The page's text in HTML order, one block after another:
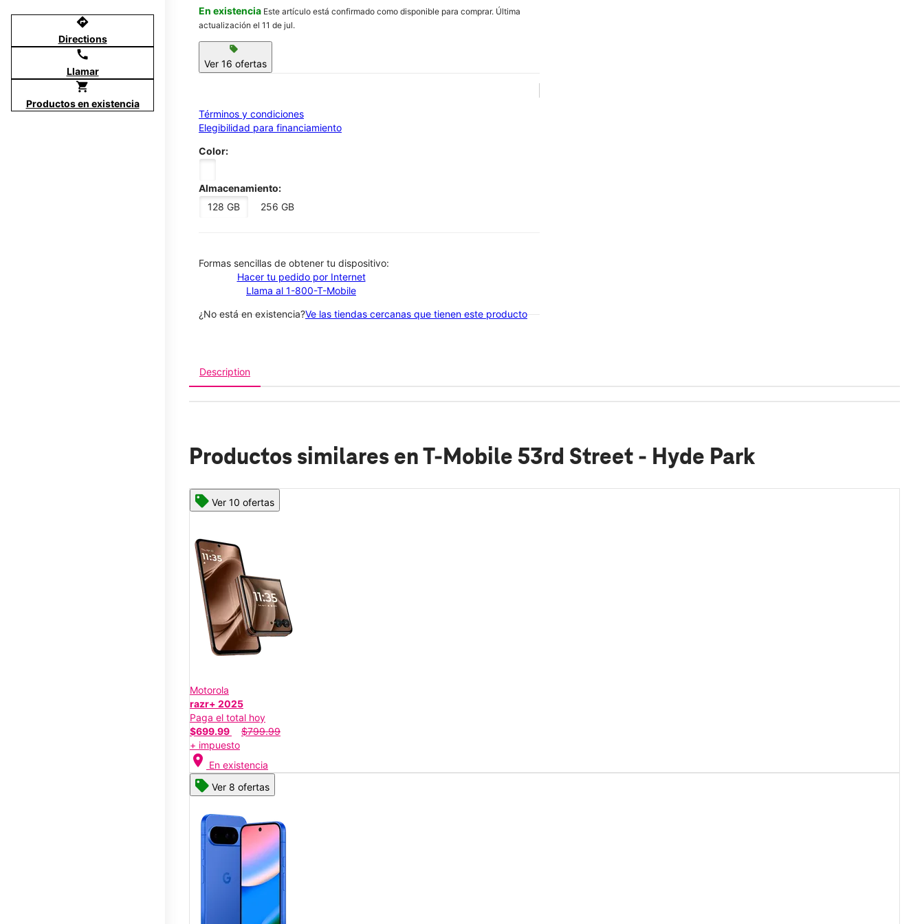
directions
Directions
call
Llamar
shopping_cart
Productos en existencia
En existencia Este artículo está confirmado como disponible para comprar. Última
actualización el 11 de jul.
sell
Ver 16 ofertas
Términos y condiciones
Elegibilidad para financiamiento
Color:
Almacenamiento:
128 GB
256 GB
​​​​​​​Formas sencillas de obtener tu dispositivo:
Hacer tu pedido por Internet
Llama al 1-800-T-Mobile
¿No está en existencia?Ve las tiendas cercanas que tienen este producto
Description
Productos similares en T-Mobile 53rd Street - Hyde Park
Ver 10 ofertas
Motorola
razr+ 2025
Paga el total hoy
$699.99
$799.99
+ impuesto
location_on En existencia
Ver 8 ofertas